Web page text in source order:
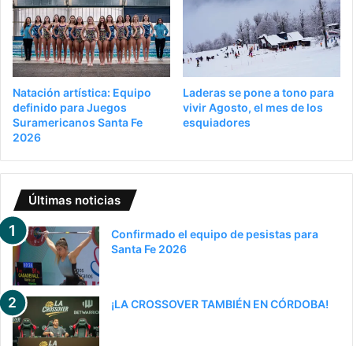
Natación artística: Equipo
definido para Juegos
Suramericanos Santa Fe
2026
Laderas se pone a tono para
vivir Agosto, el mes de los
esquiadores
Últimas noticias
Confirmado el equipo de pesistas para
Santa Fe 2026
¡LA CROSSOVER TAMBIÉN EN CÓRDOBA!